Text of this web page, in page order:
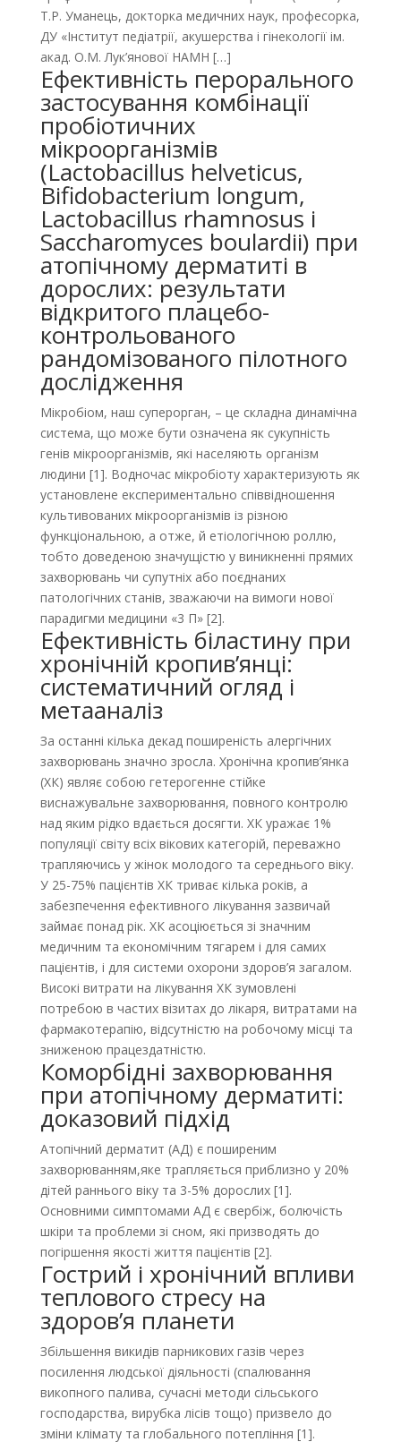
Т.Р. Уманець, докторка медичних наук, професорка,
ДУ «Інститут педіатрії, акушерства і гінекології ім.
акад. О.М. Лук’янової НАМН […]
Ефективність перорального
застосування комбінації
пробіотичних
мікроорганізмів
(Lactobacillus helveticus,
Bifidobacterium longum,
Lactobacillus rhamnosus і
Saccharomyces boulardii) при
атопічному дерматиті в
дорослих: результати
відкритого плацебо-
контрольованого
рандомізованого пілотного
дослідження
Мікробіом, наш суперорган, – це складна динамічна
система, що може бути означена як сукупність
генів мікроорганізмів, які населяють організм
людини [1]. Водночас мікробіоту характеризують як
установлене експериментально співвідношення
культивованих мікроорганізмів із різною
функціональною, а отже, й етіологічною роллю,
тобто доведеною значущістю у виникненні прямих
захворювань чи супутніх або поєднаних
патологічних станів, зважаючи на вимоги нової
парадигми медицини «3 П» [2].
Ефективність біластину при
хронічній кропив’янці:
систематичний огляд і
метааналіз
За останні кілька декад поширеність алергічних
захворювань значно зросла. Хронічна кропив’янка
(ХК) являє собою гетерогенне стійке
виснажувальне захворювання, повного контролю
над яким рідко вдається досягти. ХК уражає 1%
популяції світу всіх вікових категорій, переважно
трапляючись у жінок молодого та середнього віку.
У 25-75% пацієнтів ХК триває кілька років, а
забезпечення ефективного лікування зазвичай
займає понад рік. ХК асоціюється зі значним
медичним та економічним тягарем і для самих
пацієнтів, і для системи охорони здоров’я загалом.
Високі витрати на лікування ХК зумовлені
потребою в частих візитах до лікаря, витратами на
фармакотерапію, відсутністю на робочому місці та
зниженою працездатністю.
Коморбідні захворювання
при атопічному дерматиті:
доказовий підхід
Атопічний дерматит (АД) є поширеним
захворюванням,яке трапляється приблизно у 20%
дітей раннього віку та 3-5% дорослих [1].
Основними симптомами АД є свербіж, болючість
шкіри та проблеми зі сном, які призводять до
погіршення якості життя пацієнтів [2].
Гострий і хронічний впливи
теплового стресу на
здоров’я планети
Збільшення викидів парникових газів через
посилення людської діяльності (спалювання
викопного палива, сучасні методи сільського
господарства, вирубка лісів тощо) призвело до
зміни клімату та глобального потепління [1].